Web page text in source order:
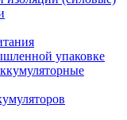
упаковке